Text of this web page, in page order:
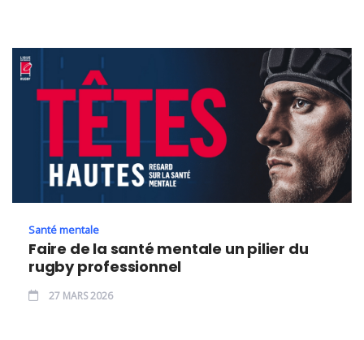
Santé mentale
Faire de la santé mentale un pilier du
rugby professionnel
27 MARS 2026